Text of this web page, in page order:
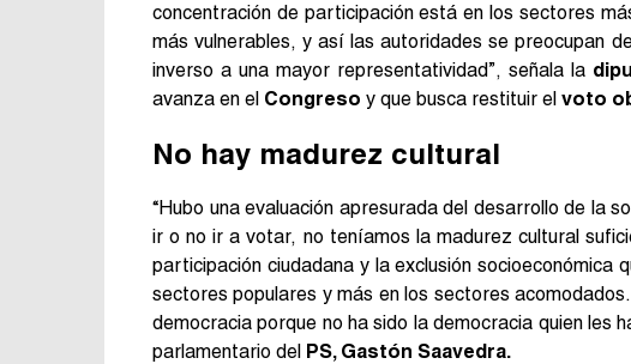
concentración de participación está en los sectores
más vulnerables, y así las autoridades se preocupan
inverso a una mayor representatividad”, señala la
avanza en el Congreso y que busca restituir el voto
No hay madurez cultural
“Hubo una evaluación apresurada del desarrollo de la
ir o no ir a votar, no teníamos la madurez cultural
participación ciudadana y la exclusión
sectores populares y más en los sectores
democracia porque no ha sido la democracia quien les
parlamentario del PS, Gastón Saavedra.